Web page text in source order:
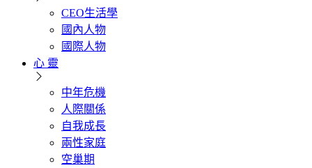
CEO生活學
國內人物
國際人物
心 靈
中年危機
人際關係
自我成長
兩性家庭
空巢期